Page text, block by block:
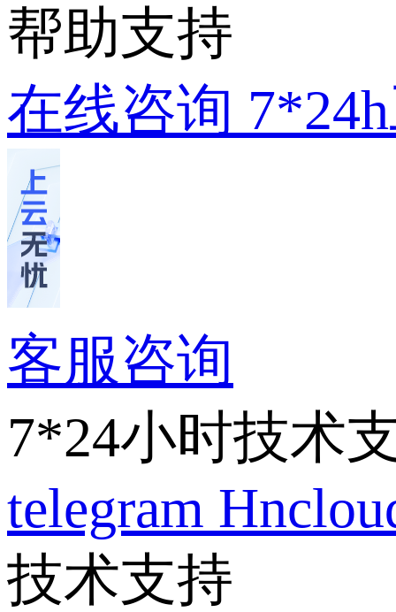
帮助支持
在线咨询
客服咨询
7*24小时技术
telegram
技术支持